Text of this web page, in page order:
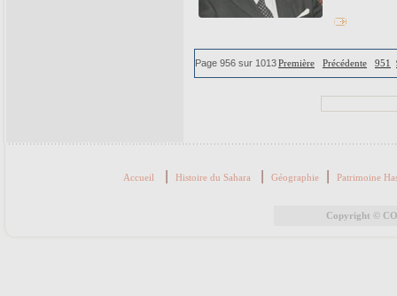
Page 956 sur 1013Première Précédente 951
Accueil | Histoire du Sahara | Géographie| Patrimoine
Copyright ©